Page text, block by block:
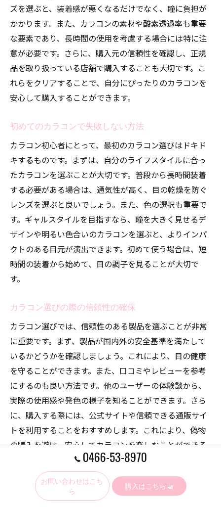
ズを選ぶと、装着感が悪くなるだけでなく、瞳に負担が
かかります。また、カラコンの素材や酸素透過率も重要
な要素であり、長時間の使用を考慮する場合には特に注
意が必要です。さらに、購入元の信頼性を確認し、正規
品を取り扱っている店舗で購入することも大切です。こ
れらをクリアすることで、自分にぴったりのカラコンを
安心して購入することができます。
初めてのカラコンで失敗しない方法
カラコン初心者にとって、最初のカラコン選びはドキド
キするものです。まずは、自分のライフスタイルに合っ
たカラコンを選ぶことが大切です。普段から長時間装着
する必要がある場合は、通気性が高く、目の乾燥を防ぐ
レンズを選ぶと良いでしょう。また、色の選択も重要で
す。ギャルスタイルを目指すなら、瞳を大きく見せるデ
ザインや明るい色合いのカラコンを選ぶと、よりインパ
クトのある目元が演出できます。初めて使う場合は、短
時間の装着から始めて、目の調子を見ることが大切で
す。
カラコン選びの際の信頼性の確保
カラコン選びでは、信頼性のある製品を選ぶことが非常
に重要です。まず、製品が国内外の安全基準を満たして
いるかどうかを確認しましょう。これにより、目の健康
を守ることができます。また、口コミやレビューを参考
にするのも良い方法です。他のユーザーの体験談から、
実際の使用感や発色の様子を知ることができます。さら
に、購入する際には、公式サイトや信頼できる通販サイ
トを利用することをおすすめします。これにより、偽物
の購入を避け、安心してカラコンを楽しむことができる
0466-53-8970
お問い合わせはこち
ら
購入はこちら